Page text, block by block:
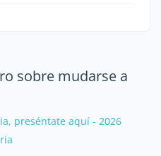
sobre mudarse a
preséntate aquí - 2026